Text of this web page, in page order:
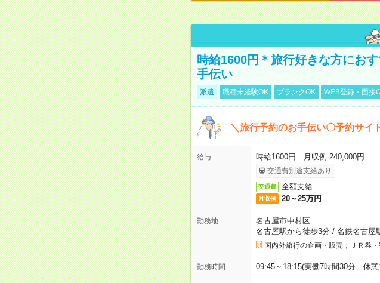
時給1600円＊旅行好きな方にお
手伝い
派遣 職種未経験OK ブランクOK WEB登録・面接
＼旅行予約のお手伝い〇予約サイ
給与 時給1600円 月収例 240,000円
交通費別途支給あり
交通費 全額支給
月収例 20～25万円
勤務地
名古屋市中村区
名古屋駅から徒歩3分/ 名鉄名古屋
国内外旅行の企画・販売，ＪＲ券
勤務時間 09:45～18:15(実働7時間30分 休憩